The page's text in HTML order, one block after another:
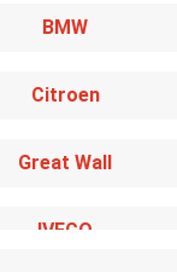
BMW
Citroen
Great Wall
IVECO